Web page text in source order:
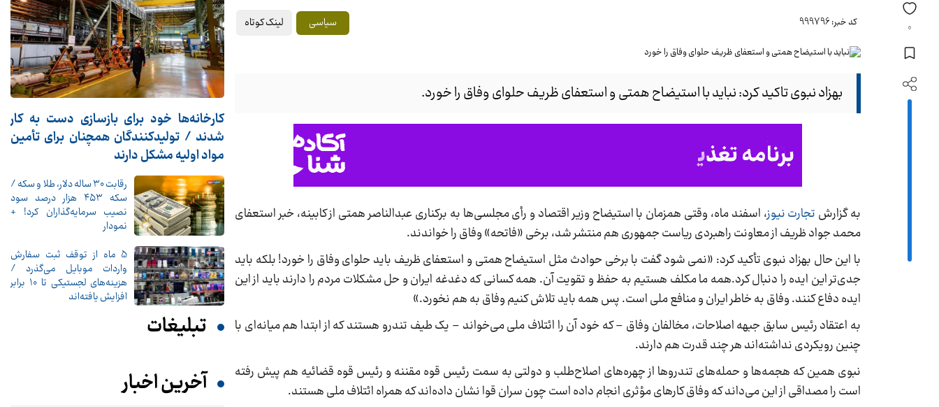
0 کد خبر: 999796 سیاسی لینک کوتاه
بهزاد نبوی تاکید کرد: نباید با استیضاح همتی و استعفای ظریف حلوای وفاق را خورد.
به گزارش تجارت نیوز، اسفند ماه، وقتی همزمان با استیضاح وزیر اقتصاد و رأی مجلسی‌ها به برکناری عبدالناصر همتی از کابینه، خبر استعفای
محمد جواد ظریف از معاونت راهبردی ریاست جمهوری هم منتشر شد، برخی «فاتحه» وفاق را خواندند.
با این حال بهزاد نبوی تأکید کرد: «نمی شود گفت با برخی حوادث مثل استیضاح همتی و استعفای ظریف باید حلوای وفاق را خورد! بلکه باید
جدی‌تر این ایده را دنبال کرد.همه ما مکلف هستیم به حفظ و تقویت آن. همه کسانی که دغدغه ایران و حل مشکلات مردم را دارند باید از این
ایده دفاع کنند. وفاق به خاطر ایران و منافع ملی است. پس همه باید تلاش کنیم وفاق به هم نخورد.»
به اعتقاد رئیس سابق جبهه اصلاحات، مخالفان وفاق – که خود آن را ائتلاف ملی می‌خواند – یک طیف تندرو هستند که از ابتدا هم میانه‌ای با
چنین رویکردی نداشته‌اند هر چند قدرت هم دارند.
نبوی همین که هجمه‌ها و حمله‌های تندروها از چهره‌های اصلاح‌طلب و دولتی به سمت رئیس قوه مقننه و رئیس قوه قضائیه هم پیش رفته
است را مصداقی از این می‌داند که وفاق کارهای مؤثری انجام داده است چون سران قوا نشان داده‌اند که همراه ائتلاف ملی هستند.
کارخانه‌ها خود برای بازسازی دست به کار
شدند / تولیدکنندگان همچنان برای تأمین
مواد اولیه مشکل دارند
رقابت ۳۰ ساله دلار، طلا و سکه /
سکه ۴۵۳ هزار درصد سود
نصیب سرمایه‌گذاران کرد! +
نمودار
5 ماه از توقف ثبت سفارش
واردات موبایل می‌گذرد /
هزینه‌های لجستیکی تا 10 برابر
افزایش یافته‌اند
تبلیغات
آخرین اخبار